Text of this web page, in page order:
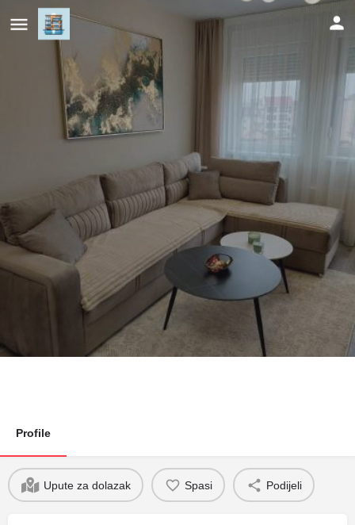
Royal Apartman
Profile
Upute za dolazak Spasi Podijeli